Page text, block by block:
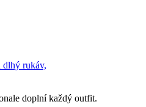
dlhý rukáv,
doplní každý outfit.